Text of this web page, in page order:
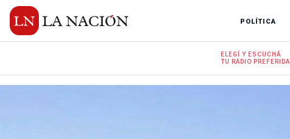
POLÍTICA
ELEGÍ Y ESCUCHÁ
TU RADIO PREFERIDA